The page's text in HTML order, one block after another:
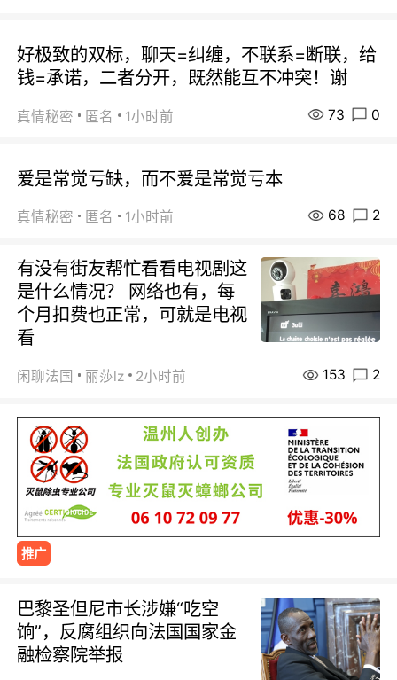
好极致的双标，聊天=纠缠，不联系=断联，给
钱=承诺，二者分开，既然能互不冲突！谢
真情秘密 匿名 1小时前 73 0
爱是常觉亏缺，而不爱是常觉亏本
真情秘密 匿名 1小时前 68 2
有没有街友帮忙看看电视剧这
是什么情况？ 网络也有，每
个月扣费也正常，可就是电视
看
闲聊法国 丽莎lz 2小时前 153 2
推广
巴黎圣但尼市长涉嫌“吃空
饷”，反腐组织向法国国家金
融检察院举报